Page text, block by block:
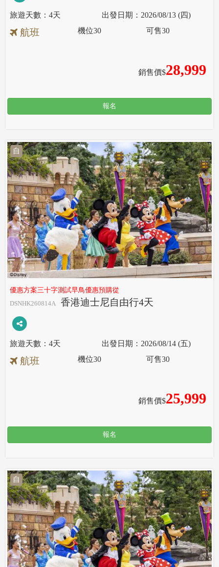
4天 2026/08/13 (四)
航班
銷售價$28,999
機位30 可售30
報名
自
優惠方案三十字測試早鳥優惠預購從
DSNHK260814A
香港迪士尼自由行4天
4天 2026/08/14 (五)
航班
銷售價$25,999
機位30 可售30
報名
自